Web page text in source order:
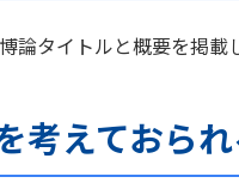
論タイトルと概要を掲載
考えておら